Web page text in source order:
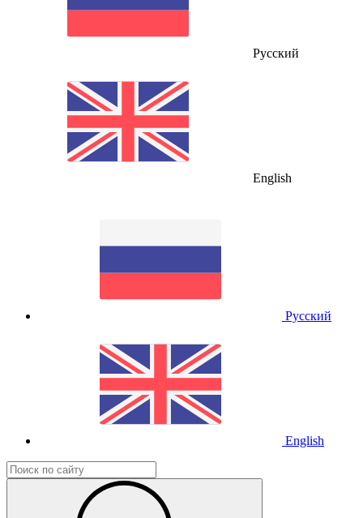
Русский
English
Русский
English